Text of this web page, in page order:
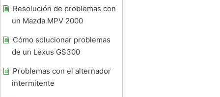
Resolución de problemas con
un Mazda MPV 2000
Cómo solucionar problemas
de un Lexus GS300
Problemas con el alternador
intermitente